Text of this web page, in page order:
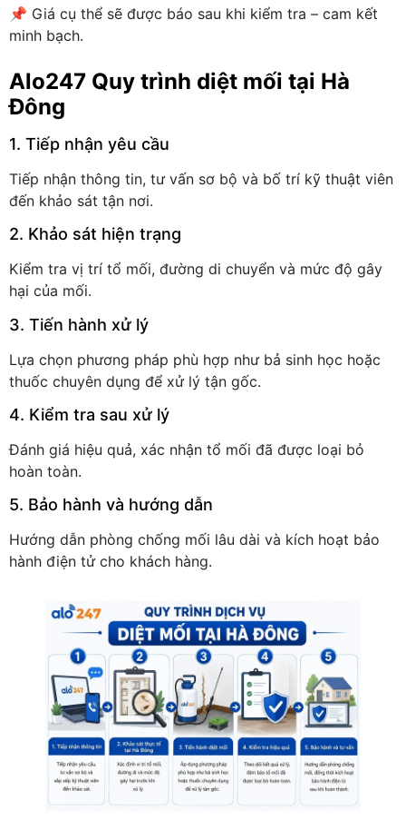
📌 Giá cụ thể sẽ được báo sau khi kiểm tra – cam kết
minh bạch.
Alo247 Quy trình diệt mối tại Hà
Đông
1. Tiếp nhận yêu cầu
Tiếp nhận thông tin, tư vấn sơ bộ và bố trí kỹ thuật viên
đến khảo sát tận nơi.
2. Khảo sát hiện trạng
Kiểm tra vị trí tổ mối, đường di chuyển và mức độ gây
hại của mối.
3. Tiến hành xử lý
Lựa chọn phương pháp phù hợp như bả sinh học hoặc
thuốc chuyên dụng để xử lý tận gốc.
4. Kiểm tra sau xử lý
Đánh giá hiệu quả, xác nhận tổ mối đã được loại bỏ
hoàn toàn.
5. Bảo hành và hướng dẫn
Hướng dẫn phòng chống mối lâu dài và kích hoạt bảo
hành điện tử cho khách hàng.